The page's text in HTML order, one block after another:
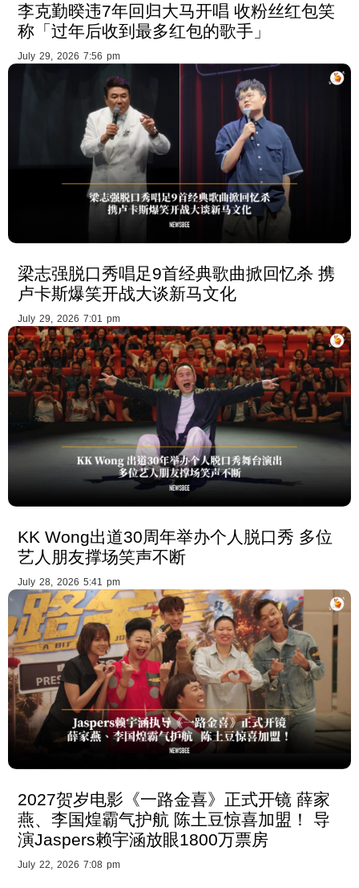
李克勤暌违7年回归大马开唱 收粉丝红包笑
称「过年后收到最多红包的歌手」
July 29, 2026 7:56 pm
梁志强脱口秀唱足9首经典歌曲掀回忆杀 携
卢卡斯爆笑开战大谈新马文化
July 29, 2026 7:01 pm
KK Wong出道30周年举办个人脱口秀 多位
艺人朋友撑场笑声不断
July 28, 2026 5:41 pm
2027贺岁电影《一路金喜》正式开镜 薛家
燕、李国煌霸气护航 陈土豆惊喜加盟！ 导
演Jaspers赖宇涵放眼1800万票房
July 22, 2026 7:08 pm